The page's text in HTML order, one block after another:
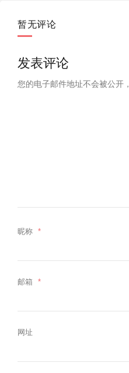
暂无评论
发表评论
您的电子邮件地址不会被公开，
昵称 *
邮箱 *
网址